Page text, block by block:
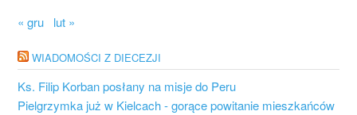
« gru lut »
WIADOMOŚCI Z DIECEZJI
Ks. Filip Korban posłany na misje do Peru
Pielgrzymka już w Kielcach - gorące powitanie mieszkańców